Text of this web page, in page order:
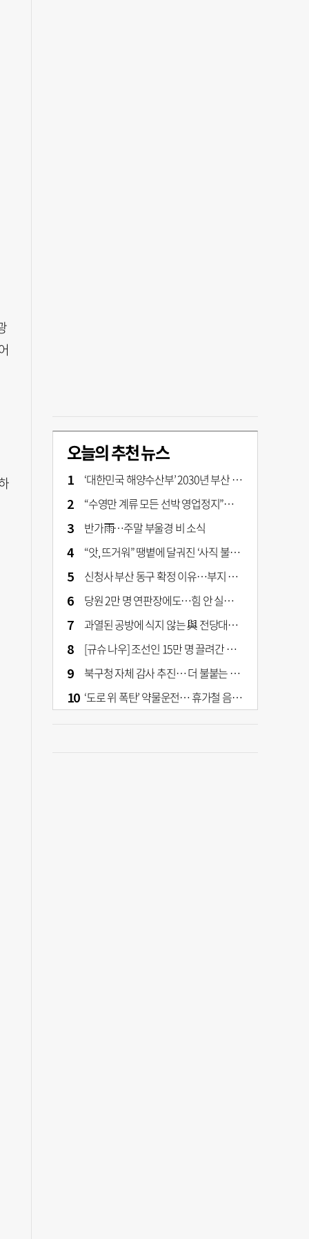
오늘의 추천 뉴스
‘대한민국 해양수산부’ 2030년 부산 북항시대 연다
“수영만 계류 모든 선박 영업정지”… 재개발 속도전
반가雨…주말 부울경 비 소식
“앗, 뜨거워” 땡볕에 달궈진 ‘사직 불가마’ 관중석 무려 70도
신청사 부산 동구 확정 이유…부지 용이성·접근성·집적 가능성이 운명 갈랐다 [해수부 북항 시대]
당원 2만 명 연판장에도…힘 안 실리는 ‘장동혁 사퇴’ 공세
과열된 공방에 식지 않는 與 전당대회… 호남·수도권 집중하는 후보들
[규슈 나우] 조선인 15만 명 끌려간 치쿠호 탄광… 대를 이은 진실 캐기
북구청 자체 감사 추진… 더 불붙는 북구 신청사 갈등
‘도로 위 폭탄’ 약물운전… 휴가철 음주와 병행 단속 [교통안전, 시민이 만든다]